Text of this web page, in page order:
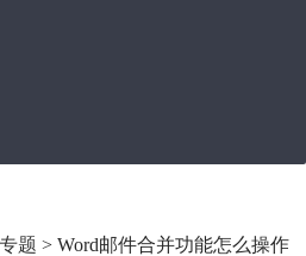
题 > Word邮件合并功能怎么操作